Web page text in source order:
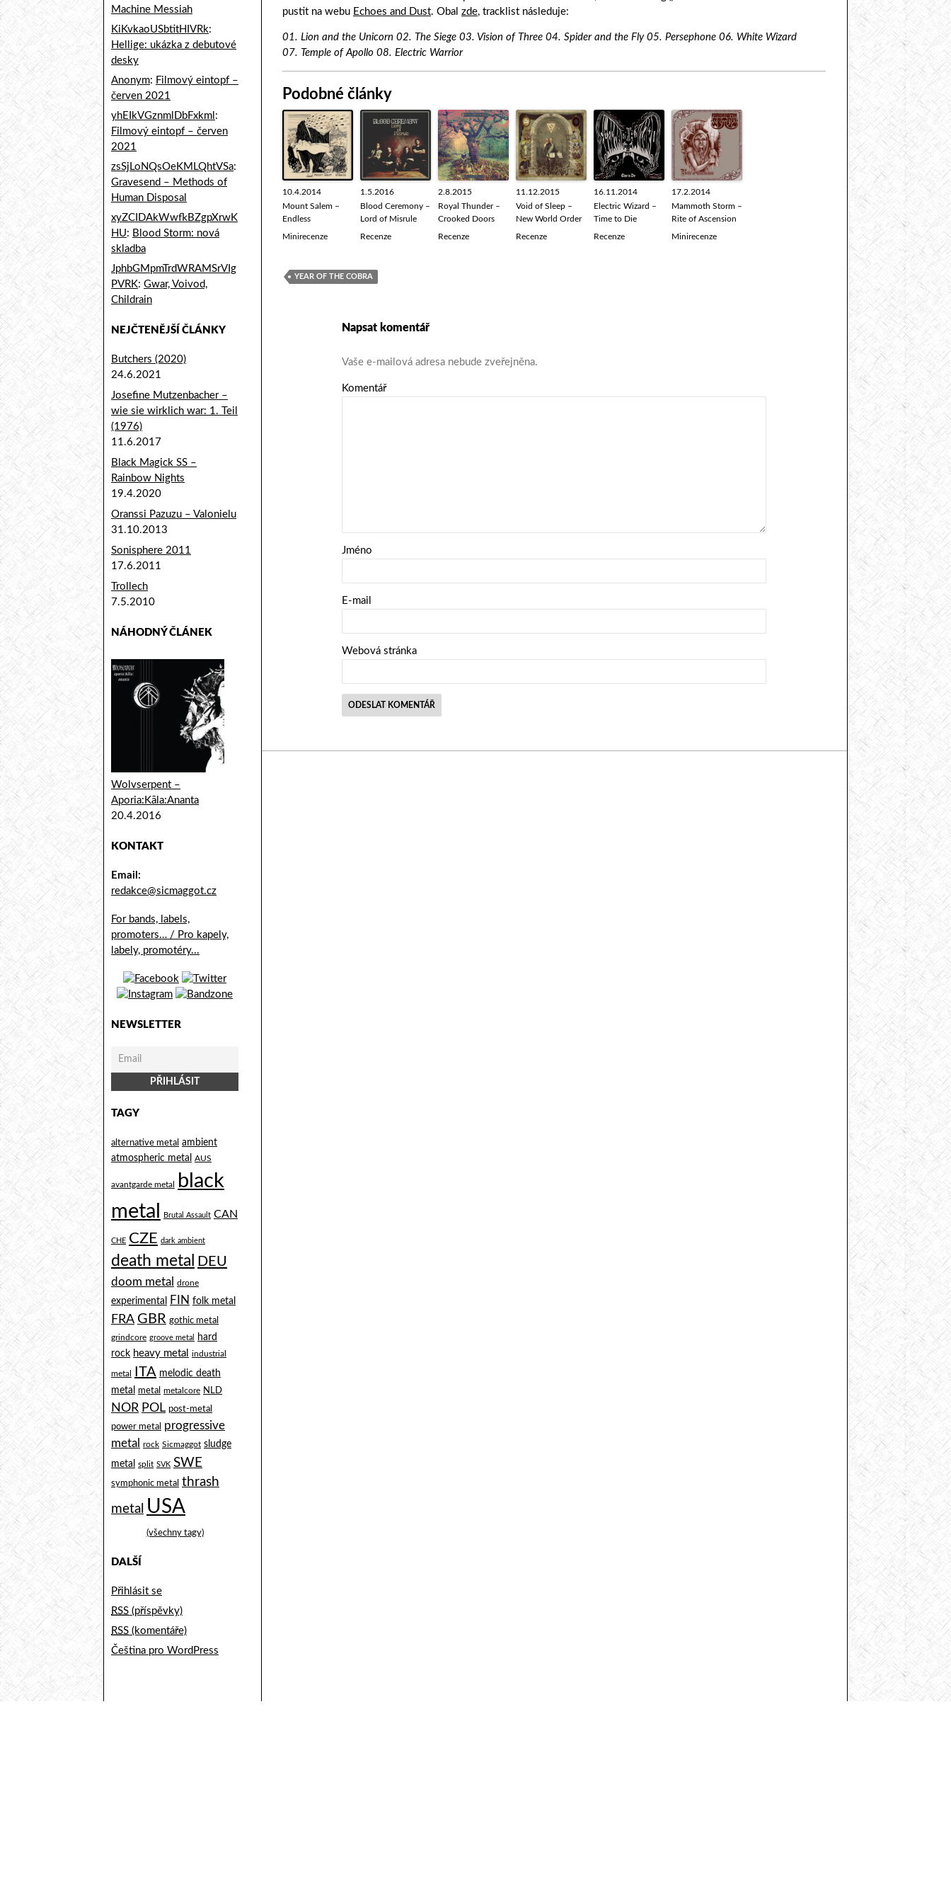
pustit na webu Echoes and Dust. Obal zde, tracklist následuje:
01. Lion and the Unicorn 02. The Siege 03. Vision of Three 04. Spider and the Fly 05. Persephone 06. White Wizard
07. Temple of Apollo 08. Electric Warrior
Podobné články
10.4.2014
Mount Salem –
Endless
Minirecenze
1.5.2016
Blood Ceremony –
Lord of Misrule
Recenze
2.8.2015
Royal Thunder –
Crooked Doors
Recenze
11.12.2015
Void of Sleep –
New World Order
Recenze
16.11.2014
Electric Wizard –
Time to Die
Recenze
17.2.2014
Mammoth Storm –
Rite of Ascension
Minirecenze
YEAR OF THE COBRA
Napsat komentář
Vaše e-mailová adresa nebude zveřejněna.
Komentář
Jméno
E-mail
Webová stránka
Machine Messiah
KiKvkaoUSbtitHIVRk:
Hellige: ukázka z debutové
desky
Anonym: Filmový eintopf –
červen 2021
yhEIkVGznmlDbFxkml :
Filmový eintopf – červen
2021
zsSjLoNQsOeKMLQhtVSa:
Gravesend – Methods of
Human Disposal
xyZCIDAkWwfkBZgpXrwK
HU: Blood Storm: nová
skladba
JphbGMpmTrdWRAMSrVIg
PVRK: Gwar, Voivod,
Childrain
NEJČTENĚJŠÍ ČLÁNKY
Butchers (2020)
24.6.2021
Josefine Mutzenbacher –
wie sie wirklich war: 1. Teil
(1976)
11.6.2017
Black Magick SS –
Rainbow Nights
19.4.2020
Oranssi Pazuzu – Valonielu
31.10.2013
Sonisphere 2011
17.6.2011
Trollech
7.5.2010
NÁHODNÝ ČLÁNEK
Wolvserpent –
Aporia:Kāla:Ananta
20.4.2016
KONTAKT
Email:
redakce@sicmaggot.cz
For bands, labels,
promoters… / Pro kapely,
labely, promotéry...
NEWSLETTER
TAGY
alternative metal ambient
atmospheric metal
AUS
avantgarde metal
black
metal
Brutal Assault CAN
CHE CZE dark ambient
death metal DEU
doom metal drone
experimental FIN folk metal
FRA GBR gothic metal
grindcore groove metal
hard
rock heavy metal industrial
metal ITA melodic death
metal
metal metalcore NLD
NOR POL post-metal
power metal progressive
metal
rock Sicmaggot sludge
metal
split SVK SWE
symphonic metal thrash
metal USA
(všechny tagy)
DALŠÍ
Přihlásit se
RSS (příspěvky)
RSS (komentáře)
Čeština pro WordPress